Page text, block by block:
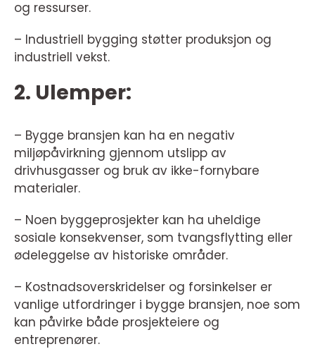
og ressurser.
– Industriell bygging støtter produksjon og
industriell vekst.
2. Ulemper:
– Bygge bransjen kan ha en negativ
miljøpåvirkning gjennom utslipp av
drivhusgasser og bruk av ikke-fornybare
materialer.
– Noen byggeprosjekter kan ha uheldige
sosiale konsekvenser, som tvangsflytting eller
ødeleggelse av historiske områder.
– Kostnadsoverskridelser og forsinkelser er
vanlige utfordringer i bygge bransjen, noe som
kan påvirke både prosjekteiere og
entreprenører.